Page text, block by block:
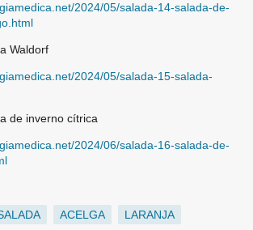
2024/05/salada-14-salada-de-
Waldorf
2024/05/salada-15-salada-
de inverno cítrica
2024/06/salada-16-salada-de-
ACELGA
LARANJA